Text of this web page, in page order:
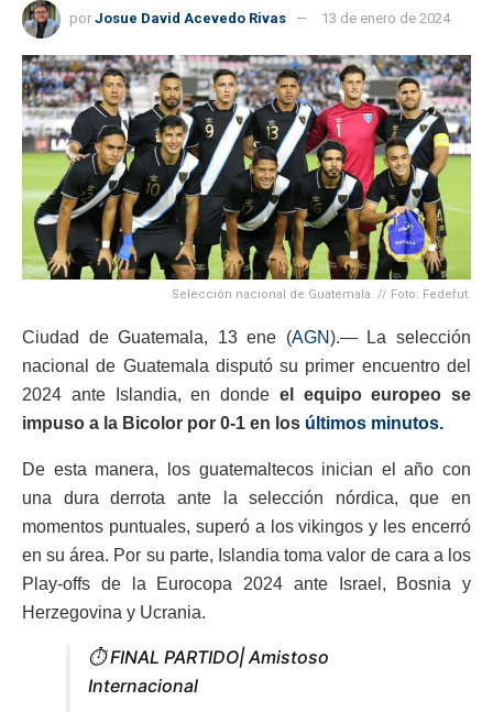
por Josue David Acevedo Rivas 13 de enero de 2024
Selección nacional de Guatemala. // Foto: Fedefut.
Ciudad de Guatemala, 13 ene (AGN).— La selección
nacional de Guatemala disputó su primer encuentro del
2024 ante Islandia, en donde el equipo europeo se
impuso a la Bicolor por 0-1 en los últimos minutos.
De esta manera, los guatemaltecos inician el año con
una dura derrota ante la selección nórdica, que en
momentos puntuales, superó a los vikingos y les encerró
en su área. Por su parte, Islandia toma valor de cara a los
Play-offs de la Eurocopa 2024 ante Israel, Bosnia y
Herzegovina y Ucrania.
⏱️ FINAL PARTIDO| Amistoso
Internacional